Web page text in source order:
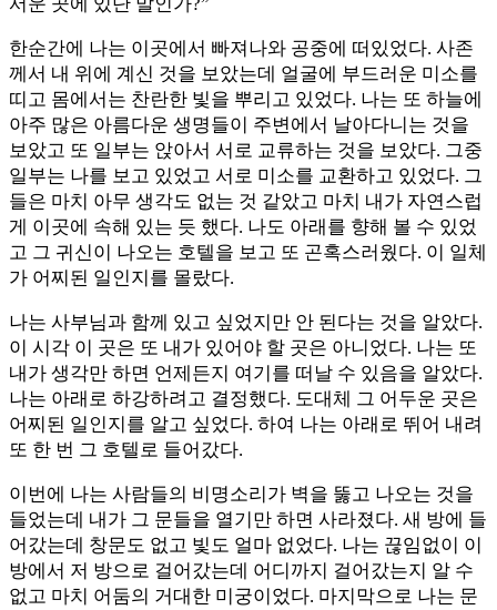
서운 곳에 있단 말인가?”
한순간에 나는 이곳에서 빠져나와 공중에 떠있었다. 사존
께서 내 위에 계신 것을 보았는데 얼굴에 부드러운 미소를
띠고 몸에서는 찬란한 빛을 뿌리고 있었다. 나는 또 하늘에
아주 많은 아름다운 생명들이 주변에서 날아다니는 것을
보았고 또 일부는 앉아서 서로 교류하는 것을 보았다. 그중
일부는 나를 보고 있었고 서로 미소를 교환하고 있었다. 그
들은 마치 아무 생각도 없는 것 같았고 마치 내가 자연스럽
게 이곳에 속해 있는 듯 했다. 나도 아래를 향해 볼 수 있었
고 그 귀신이 나오는 호텔을 보고 또 곤혹스러웠다. 이 일체
가 어찌된 일인지를 몰랐다.
나는 사부님과 함께 있고 싶었지만 안 된다는 것을 알았다.
이 시각 이 곳은 또 내가 있어야 할 곳은 아니었다. 나는 또
내가 생각만 하면 언제든지 여기를 떠날 수 있음을 알았다.
나는 아래로 하강하려고 결정했다. 도대체 그 어두운 곳은
어찌된 일인지를 알고 싶었다. 하여 나는 아래로 뛰어 내려
또 한 번 그 호텔로 들어갔다.
이번에 나는 사람들의 비명소리가 벽을 뚫고 나오는 것을
들었는데 내가 그 문들을 열기만 하면 사라졌다. 새 방에 들
어갔는데 창문도 없고 빛도 얼마 없었다. 나는 끊임없이 이
방에서 저 방으로 걸어갔는데 어디까지 걸어갔는지 알 수
없고 마치 어둠의 거대한 미궁이었다. 마지막으로 나는 문